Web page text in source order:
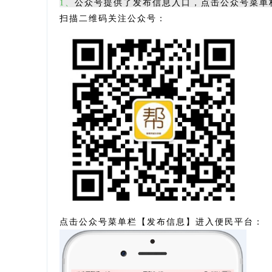
1、 公众号提供了发布信息入口，点击公众号菜单
扫描二维码关注公众号：
点击公众号菜单栏 【 发布信息】进入便民平台：